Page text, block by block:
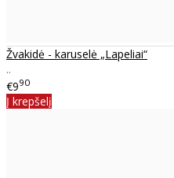
Žvakidė - karuselė „Lapeliai“
..
€990
Į krepšelį